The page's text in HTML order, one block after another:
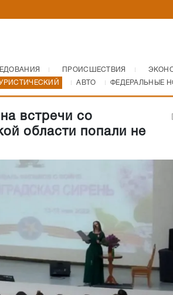
ПРОИСШЕСТВИЯ
АВТО ФЕДЕРАЛЬНЫЕ
встречи со
области попали не